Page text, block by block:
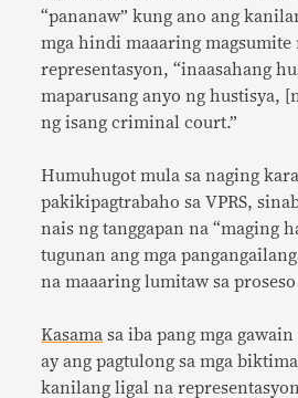
“pananaw” kung ano ang
mga hindi maaaring magsumite
representasyon, “inaasahang
maparusang anyo ng hustisya,
ng isang criminal court.”
Humuhugot mula sa naging
pakikipagtrabaho sa VPRS,
nais ng tanggapan na “maging
tugunan ang mga
na maaaring lumitaw sa proseso
Kasama sa iba pang mga
ay ang pagtulong sa mga
kanilang ligal na